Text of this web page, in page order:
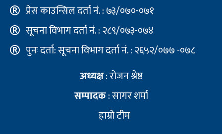
प्रेस काउन्सिल दर्ता नं. : ७३/०७०-०७१
सूचना विभाग दर्ता नं. : २८९/०७३-०७४
पुनः दर्ता: सूचना विभाग दर्ता नं. : २६५२/०७७ -०७८
अध्यक्ष: रोजन श्रेष्ठ
सम्पादक: सागर शर्मा
हाम्रो टीम